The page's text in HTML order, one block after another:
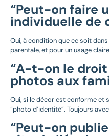
“Peut-on faire
individuelle de
Oui, à condition que ce soit
parentale, et pour un usage
“A-t-on le
photos aux
Oui, si le décor est conforme et
“photo d’identité”. Toujours
“Peut-on